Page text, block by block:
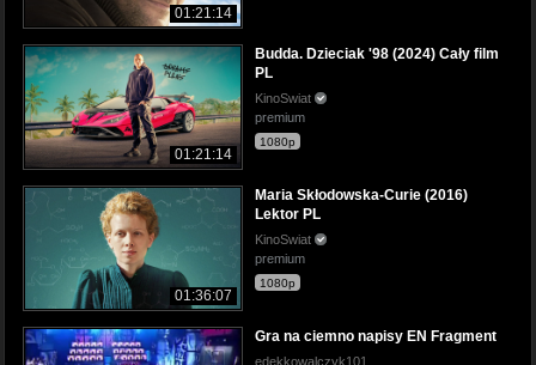
01:21:14
01:21:14
Budda. Dzieciak '98 (2024) Cały film
PL
KinoSwiat
premium
1080p
01:36:07
Maria Skłodowska-Curie (2016)
Lektor PL
KinoSwiat
premium
1080p
Gra na ciemno napisy EN Fragment
edekkowalczyk101